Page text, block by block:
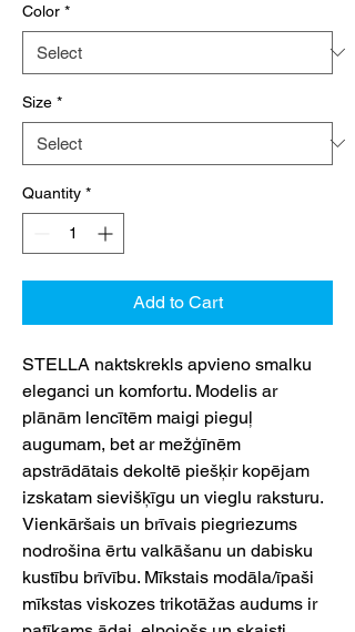
Color *
Size *
Quantity *
Add to Cart
STELLA naktskrekls apvieno smalku
eleganci un komfortu. Modelis ar
plānām lencītēm maigi pieguļ
augumam, bet ar mežģīnēm
apstrādātais dekoltē piešķir kopējam
izskatam sievišķīgu un vieglu raksturu.
Vienkāršais un brīvais piegriezums
nodrošina ērtu valkāšanu un dabisku
kustību brīvību. Mīkstais modāla/īpaši
mīkstas viskozes trikotāžas audums ir